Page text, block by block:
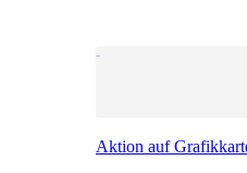
Aktion auf